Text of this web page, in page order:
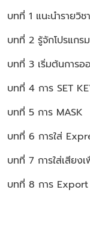
บทที่ 1 แนะนำรายวิชา
บทที่ 2 รู้จักโปรแก
บทที่ 3 เริ่มต้นการ
บทที่ 4 การ SET
บทที่ 5 การ MASK
บทที่ 6 การใส่
บทที่ 7 การใส่เสียง
บทที่ 8 การ